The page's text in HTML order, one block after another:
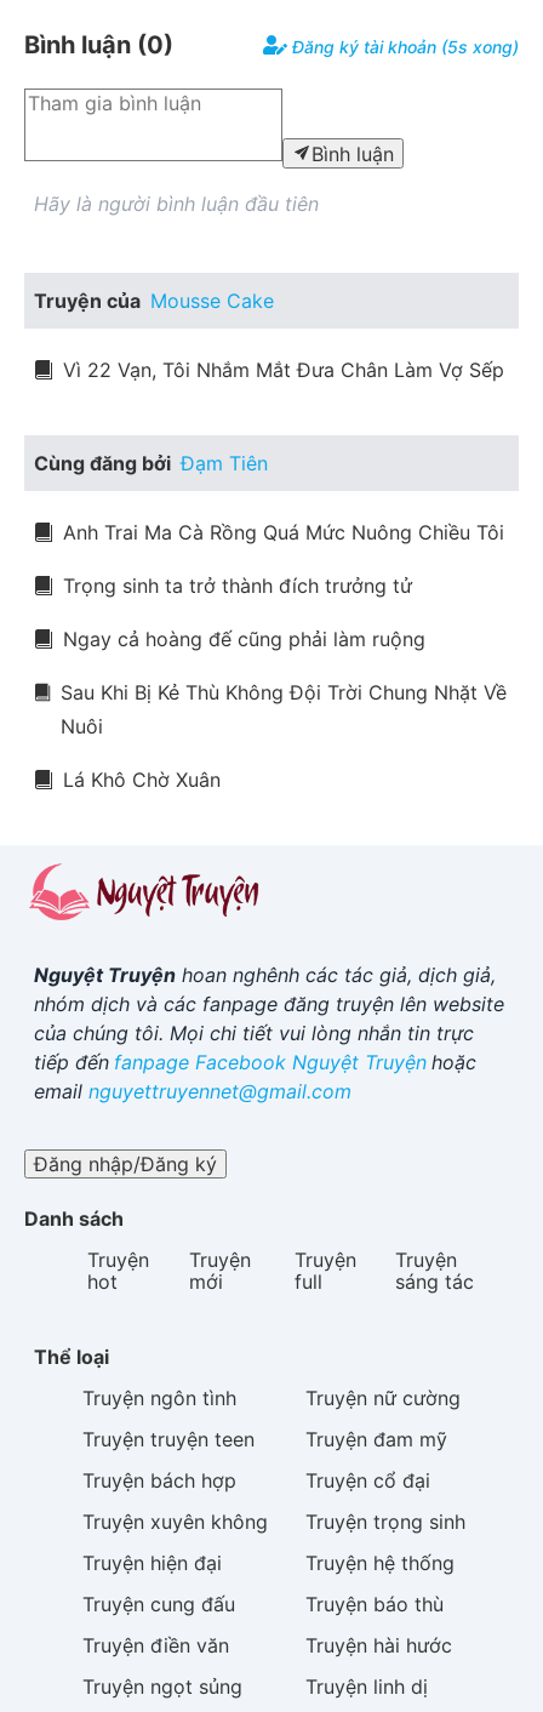
Bình luận (0) Đăng ký tài khoản (5s xong)
Bình luận
Hãy là người bình luận đầu tiên
Truyện của Mousse Cake
Vì 22 Vạn, Tôi Nhắm Mắt Đưa Chân Làm Vợ Sếp
Cùng đăng bởi Đạm Tiên
Anh Trai Ma Cà Rồng Quá Mức Nuông Chiều Tôi
Trọng sinh ta trở thành đích trưởng tử
Ngay cả hoàng đế cũng phải làm ruộng
Sau Khi Bị Kẻ Thù Không Đội Trời Chung Nhặt Về
Nuôi
Lá Khô Chờ Xuân
Nguyệt Truyện hoan nghênh các tác giả, dịch giả,
nhóm dịch và các fanpage đăng truyện lên website
của chúng tôi. Mọi chi tiết vui lòng nhắn tin trực
tiếp đến fanpage Facebook Nguyệt Truyện hoặc
email nguyettruyennet@gmail.com
Đăng nhập/Đăng ký
Danh sách
Truyện
hot
Truyện
mới
Truyện
full
Truyện
sáng tác
Thể loại
Truyện ngôn tình Truyện nữ cường
Truyện truyện teen Truyện đam mỹ
Truyện bách hợp Truyện cổ đại
Truyện xuyên không Truyện trọng sinh
Truyện hiện đại Truyện hệ thống
Truyện cung đấu Truyện báo thù
Truyện điền văn Truyện hài hước
Truyện ngọt sủng Truyện linh dị